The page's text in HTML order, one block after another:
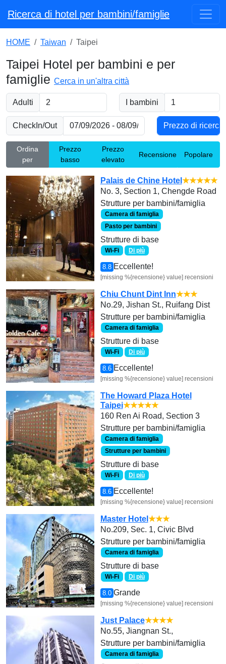
Ricerca di hotel per bambini/famiglie
HOME Taiwan Taipei
Taipei Hotel per bambini e per
famiglie Cerca in un'altra città
Adulti I bambini
CheckIn/Out
Ordina
per
Prezzo
basso
Prezzo
elevato
Recensione Popolare
Palais de Chine Hotel ★★★★★
No. 3, Section 1, Chengde Road
Strutture per bambini/famiglia
Camera di famiglia
Pasto per bambini
Strutture di base
Wi-Fi Di più
8.8 Eccellente!
[missing %{recensione} value] recensioni
Chiu Chunt Dint Inn★★★
No.29, Jishan St., Ruifang Dist
Strutture per bambini/famiglia
Camera di famiglia
Strutture di base
Wi-Fi Di più
8.6 Eccellente!
[missing %{recensione} value] recensioni
The Howard Plaza Hotel
Taipei★★★★★
160 Ren Ai Road, Section 3
Strutture per bambini/famiglia
Camera di famiglia
Strutture per bambini
Strutture di base
Wi-Fi Di più
8.6 Eccellente!
[missing %{recensione} value] recensioni
Master Hotel ★★★
No.209, Sec. 1, Civic Blvd
Strutture per bambini/famiglia
Camera di famiglia
Strutture di base
Wi-Fi Di più
8.0 Grande
[missing %{recensione} value] recensioni
Just Palace★★★★
No.55, Jiangnan St.,
Strutture per bambini/famiglia
Camera di famiglia